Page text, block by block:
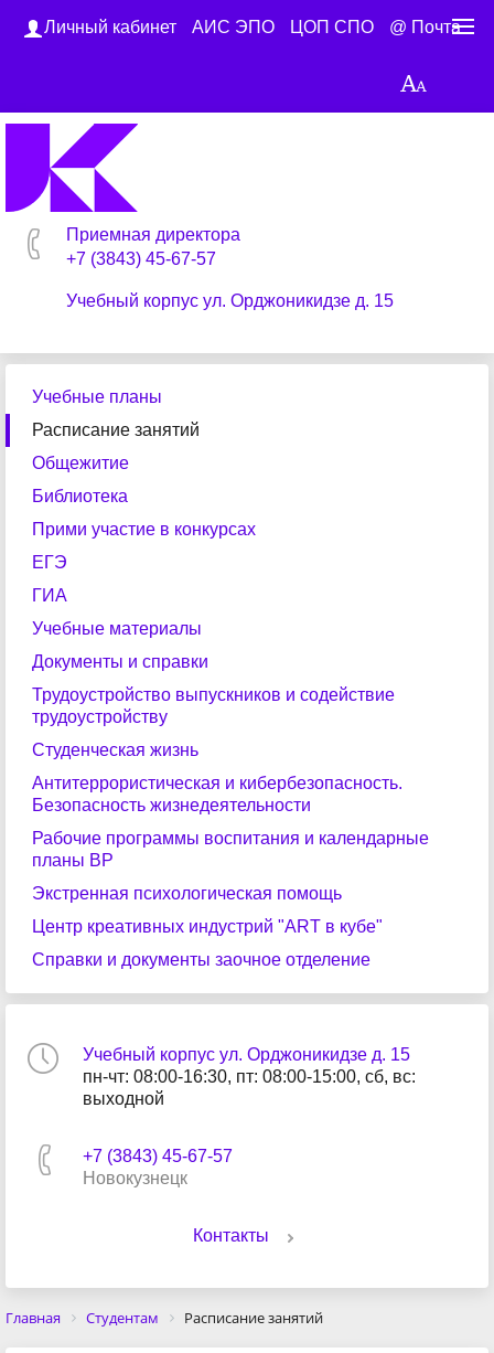
Личный кабинет АИС ЭПО ЦОП СПО @ Почта
Приемная директора
+7 (3843) 45-67-57
Учебный корпус ул. Орджоникидзе д. 15
Учебные планы
Расписание занятий
Общежитие
Библиотека
Прими участие в конкурсах
ЕГЭ
ГИА
Учебные материалы
Документы и справки
Трудоустройство выпускников и содействие
трудоустройству
Студенческая жизнь
Антитеррористическая и кибербезопасность.
Безопасность жизнедеятельности
Рабочие программы воспитания и календарные
планы ВР
Экстренная психологическая помощь
Центр креативных индустрий "ART в кубе"
Справки и документы заочное отделение
Учебный корпус ул. Орджоникидзе д. 15
пн-чт: 08:00-16:30, пт: 08:00-15:00, сб, вс:
выходной
+7 (3843) 45-67-57
Новокузнецк
Контакты
Главная Студентам Расписание занятий